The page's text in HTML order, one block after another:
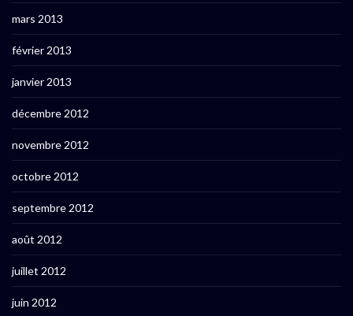
mars 2013
février 2013
janvier 2013
décembre 2012
novembre 2012
octobre 2012
septembre 2012
août 2012
juillet 2012
juin 2012